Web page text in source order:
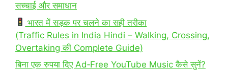
सच्चाई और समाधान
भारत में सड़क पर चलने का सही तरीका
(Traffic Rules in India Hindi – Walking, Crossing,
Overtaking की Complete Guide)
बिना एक रुपया दिए Ad‑Free YouTube Music कैसे सुनें?